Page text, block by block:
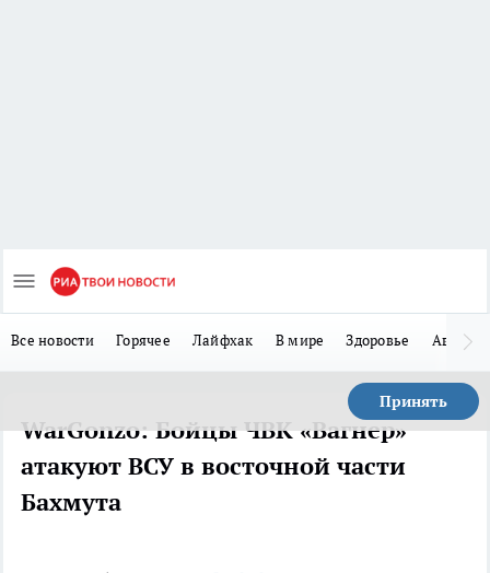
Все новости Горячее Лайфхак В мире Здоровье Авто
Принять
WarGonzo: Бойцы ЧВК «Вагнер»
атакуют ВСУ в восточной части
Бахмута